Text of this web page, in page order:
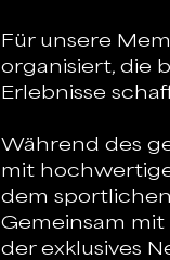
Für unsere
organisiert, die
Erlebnisse
Während des
mit
dem
Gemeinsam
der exklusives